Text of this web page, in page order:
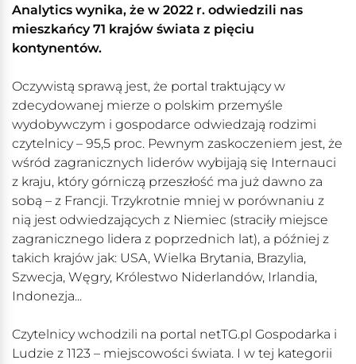
Analytics wynika, że w 2022 r. odwiedzili nas
mieszkańcy 71 krajów świata z pięciu
kontynentów.
Oczywistą sprawą jest, że portal traktujący w
zdecydowanej mierze o polskim przemyśle
wydobywczym i gospodarce odwiedzają rodzimi
czytelnicy – 95,5 proc. Pewnym zaskoczeniem jest, że
wśród zagranicznych liderów wybijają się Internauci
z kraju, który górniczą przeszłość ma już dawno za
sobą – z Francji. Trzykrotnie mniej w porównaniu z
nią jest odwiedzających z Niemiec (straciły miejsce
zagranicznego lidera z poprzednich lat), a później z
takich krajów jak: USA, Wielka Brytania, Brazylia,
Szwecja, Węgry, Królestwo Niderlandów, Irlandia,
Indonezja...
Czytelnicy wchodzili na portal netTG.pl Gospodarka i
Ludzie z 1123 – miejscowości świata. I w tej kategorii